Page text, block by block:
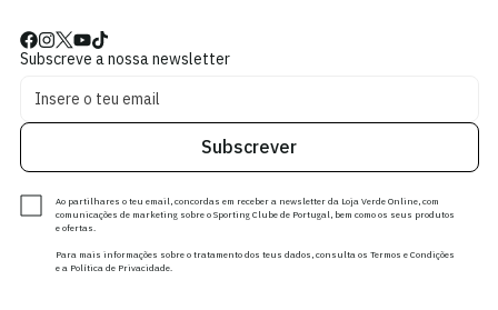
Subscreve a nossa newsletter
Subscrever
Ao partilhares o teu email, concordas em receber a newsletter da Loja Verde Online, com
comunicações de marketing sobre o Sporting Clube de Portugal, bem como os seus produtos
e ofertas.
Para mais informações sobre o tratamento dos teus dados, consulta os Termos e Condições
e a Política de Privacidade.